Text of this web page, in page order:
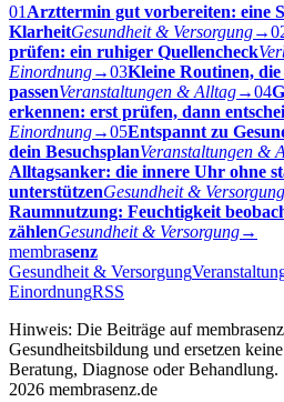
01 Arzttermin gut vorbereiten: eine
KlarheitGesundheit & Versorgung→
prüfen: ein ruhiger Quellencheck
Einordnung→03Kleine Routinen,
passenVeranstaltungen & Alltag→04
erkennen: erst prüfen, dann
Einordnung→05Entspannt zu
dein BesuchsplanVeranstaltungen &
Alltagsanker: die innere Uhr ohne
unterstützenGesundheit & Versorgung
Raumnutzung: Feuchtigkeit
zählenGesundheit & Versorgung→
membrasenz
Gesundheit & Versorgung
EinordnungRSS
Hinweis: Die Beiträge auf
Gesundheitsbildung und ersetzen
Beratung, Diagnose oder
2026 membrasenz.de